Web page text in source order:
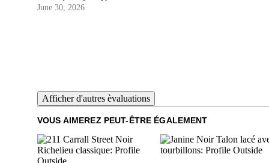
June 30, 2026
Afficher d'autres èvaluations
VOUS AIMEREZ PEUT-ÊTRE ÉGALEMENT